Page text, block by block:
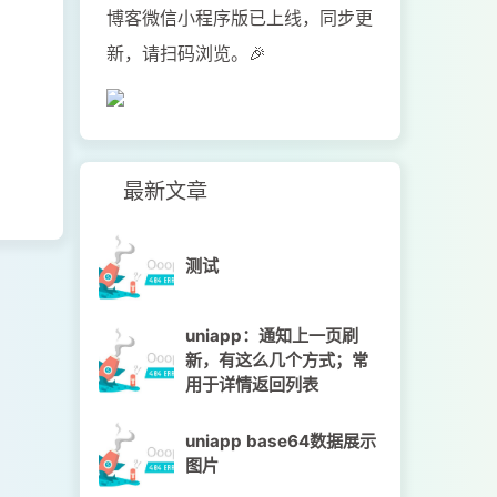
博客微信小程序版已上线，同步更
新，请扫码浏览。🎉
最新文章
测试
uniapp：通知上一页刷
新，有这么几个方式；常
用于详情返回列表
uniapp base64数据展示
图片